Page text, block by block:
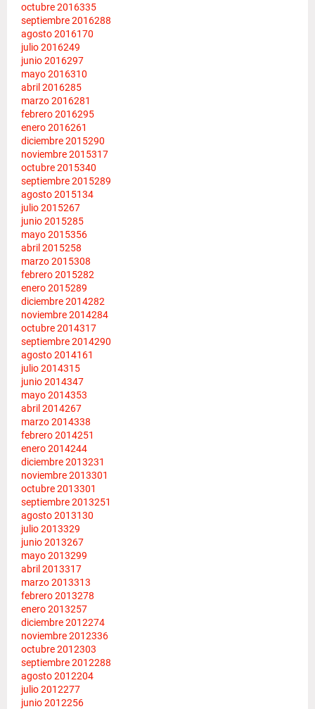
octubre 2016335
septiembre 2016288
agosto 2016170
julio 2016249
junio 2016297
mayo 2016310
abril 2016285
marzo 2016281
febrero 2016295
enero 2016261
diciembre 2015290
noviembre 2015317
octubre 2015340
septiembre 2015289
agosto 2015134
julio 2015267
junio 2015285
mayo 2015356
abril 2015258
marzo 2015308
febrero 2015282
enero 2015289
diciembre 2014282
noviembre 2014284
octubre 2014317
septiembre 2014290
agosto 2014161
julio 2014315
junio 2014347
mayo 2014353
abril 2014267
marzo 2014338
febrero 2014251
enero 2014244
diciembre 2013231
noviembre 2013301
octubre 2013301
septiembre 2013251
agosto 2013130
julio 2013329
junio 2013267
mayo 2013299
abril 2013317
marzo 2013313
febrero 2013278
enero 2013257
diciembre 2012274
noviembre 2012336
octubre 2012303
septiembre 2012288
agosto 2012204
julio 2012277
junio 2012256